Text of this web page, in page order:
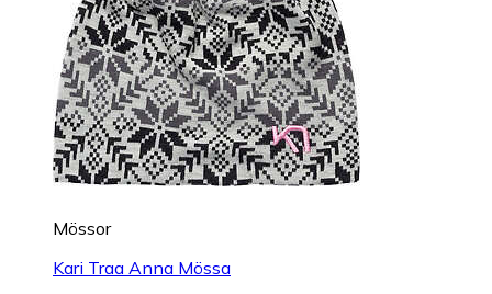
Mössor
Kari Traa Anna Mössa